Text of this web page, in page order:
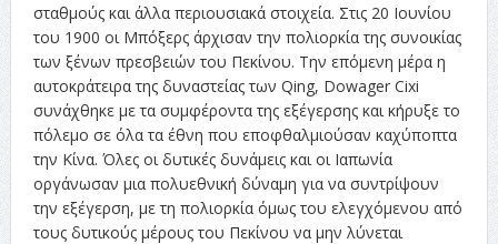
σταθμούς και άλλα περιουσιακά στοιχεία. Στις 20 Ιουνίου
του 1900 οι Μπόξερς άρχισαν την πολιορκία της συνοικίας
των ξένων πρεσβειών του Πεκίνου. Την επόμενη μέρα η
αυτοκράτειρα της δυναστείας των Qing, Dowager Cixi
συνάχθηκε με τα συμφέροντα της εξέγερσης και κήρυξε το
πόλεμο σε όλα τα έθνη που εποφθαλμιούσαν καχύποπτα
την Κίνα. Όλες οι δυτικές δυνάμεις και οι Ιαπωνία
οργάνωσαν μια πολυεθνική δύναμη για να συντρίψουν
την εξέγερση, με τη πολιορκία όμως του ελεγχόμενου από
τους δυτικούς μέρους του Πεκίνου να μην λύνεται